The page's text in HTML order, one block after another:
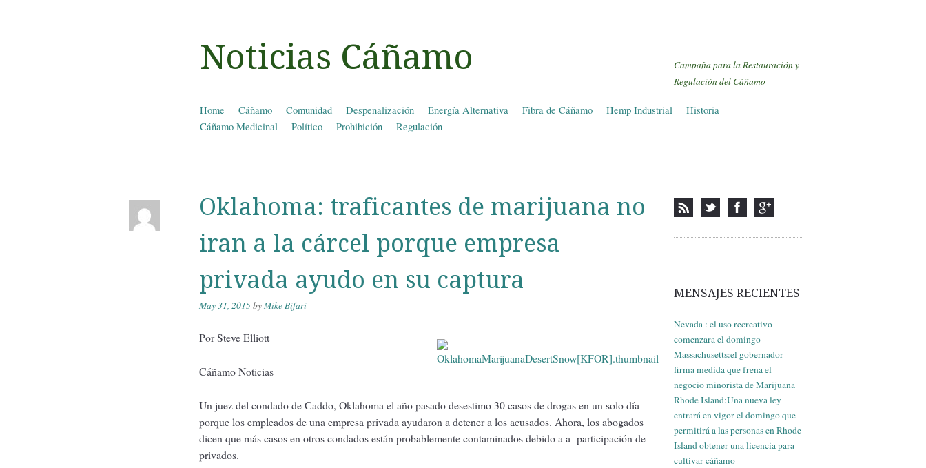
Noticias Cáñamo
Campaña para la Restauración y
Regulación del Cáñamo
Menu
Skip to content
Home Cáñamo Comunidad Despenalización Energía Alternativa Fibra de Cáñamo Hemp Industrial
Historia
Cáñamo Medicinal
Político Prohibición Regulación
Oklahoma: traficantes de marijuana no
iran a la cárcel porque empresa
privada ayudo en su captura
May 31, 2015byMike Bifari
Por Steve Elliott
Cáñamo Noticias
Un juez del condado de Caddo, Oklahoma el año pasado desestimo 30 casos de drogas en un solo día
porque los empleados de una empresa privada ayudaron a detener a los acusados. Ahora, los abogados
dicen que más casos en otros condados están probablemente contaminados debido a a participación de
privados.
MENSAJES RECIENTES
Nevada : el uso recreativo
comenzara el domingo
Massachusetts:el gobernador
firma medida que frena el
negocio minorista de Marijuana
Rhode Island:Una nueva ley
entrará en vigor el domingo que
permitirá a las personas en Rhode
Island obtener una licencia para
cultivar cáñamo